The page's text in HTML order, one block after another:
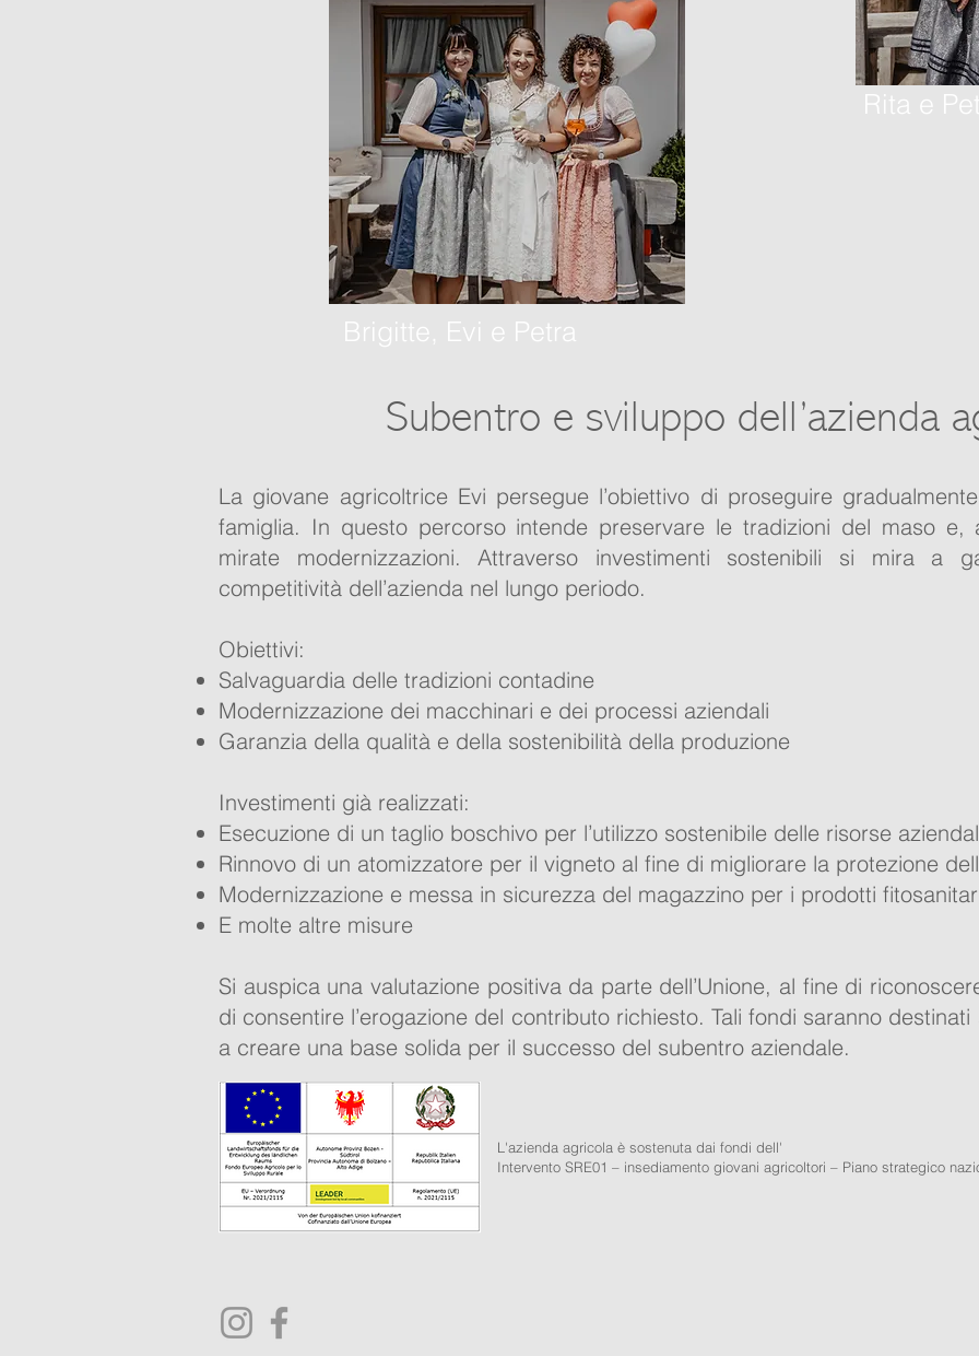
Rita e
Brigitte, Evi e Petra
Subentro e sviluppo dell’azienda
La giovane agricoltrice Evi persegue l’obiettivo di proseguire
famiglia. In questo percorso intende preservare le tradizioni del maso e,
mirate modernizzazioni. Attraverso investimenti sostenibili si mira a
competitività dell’azienda nel lungo periodo.
Obiettivi:
Salvaguardia delle tradizioni contadine
Modernizzazione dei macchinari e dei processi aziendali
Garanzia della qualità e della sostenibilità della produzione
Investimenti già realizzati:
Esecuzione di un taglio boschivo per l’utilizzo sostenibile delle risorse
Rinnovo di un atomizzatore per il vigneto al fine di migliorare la protezione
Modernizzazione e messa in sicurezza del magazzino per i prodotti
E molte altre misure
Si auspica una valutazione positiva da parte dell’Unione, al fine di
di consentire l’erogazione del contributo richiesto. Tali fondi saranno
a creare una base solida per il successo del subentro aziendale.
L'azienda agricola è sostenuta dai fondi dell'
Intervento SRE01 – insediamento giovani agricoltori – Piano strategico